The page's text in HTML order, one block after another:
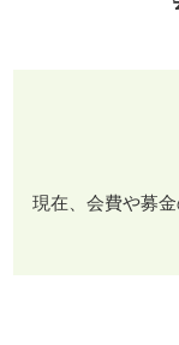
現在、会費や募